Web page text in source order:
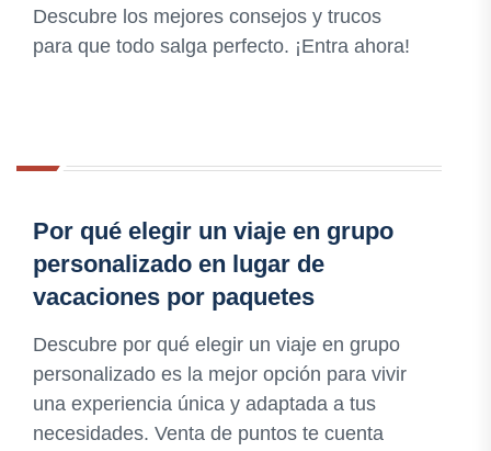
Descubre los mejores consejos y trucos
para que todo salga perfecto. ¡Entra ahora!
Por qué elegir un viaje en grupo
personalizado en lugar de
vacaciones por paquetes
Descubre por qué elegir un viaje en grupo
personalizado es la mejor opción para vivir
una experiencia única y adaptada a tus
necesidades. Venta de puntos te cuenta